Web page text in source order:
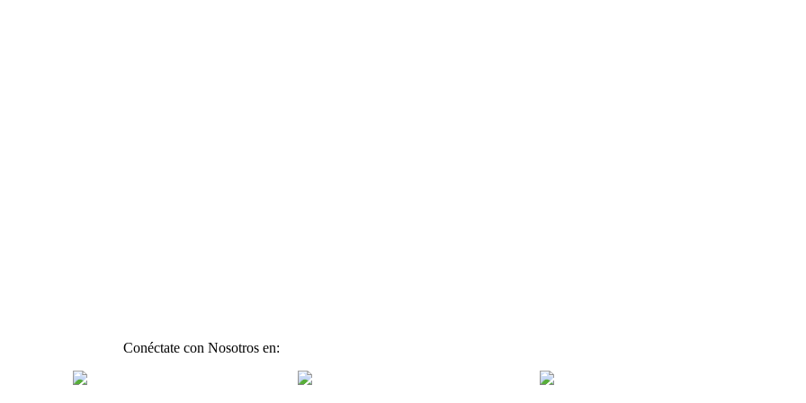
Conéctate con Nosotros en: